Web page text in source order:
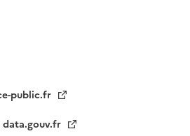
public.fr
data.gouv.fr